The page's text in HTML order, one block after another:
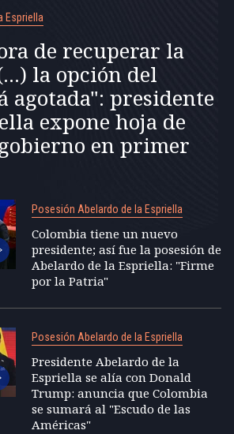
Espriella
de recuperar la
la opción del
agotada": presidente
expone hoja de
en primer
Posesión Abelardo de la Espriella
Colombia tiene un nuevo
presidente; así fue la posesión de
Abelardo de la Espriella: "Firme
por la Patria"
Posesión Abelardo de la Espriella
Presidente Abelardo de la
Espriella se alía con Donald
Trump: anuncia que Colombia
se sumará al "Escudo de las
Américas"